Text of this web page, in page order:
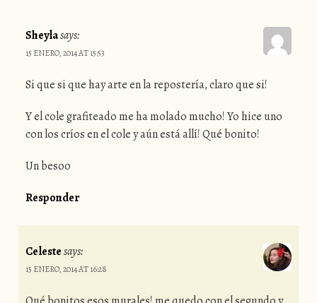
Sheylasays:
15 ENERO, 2014 AT 15:53
Si que si que hay arte en la repostería, claro que si!
Y el cole grafiteado me ha molado mucho! Yo hice uno
con los críos en el cole y aún está allí! Qué bonito!
Un besoo
Responder
Celestesays:
15 ENERO, 2014 AT 16:28